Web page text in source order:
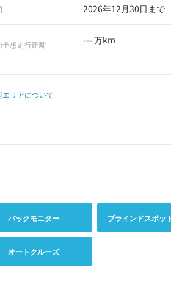
2026年12月30日まで
予想走行距離 --- 万km
エリアについて
バックモニター ブラインドスポッ
オートクルーズ